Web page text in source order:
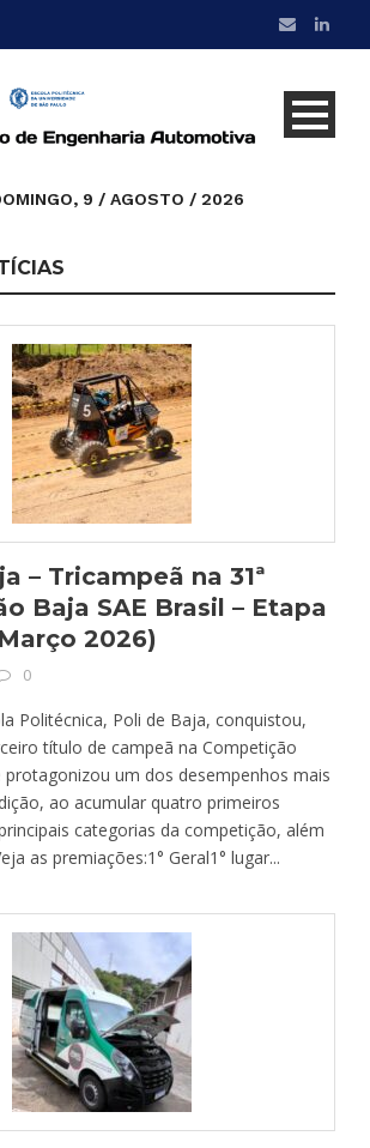
9 / AGOSTO / 2026
– Tricampeã na 31ª
Baja SAE Brasil – Etapa
2026)
0
Politécnica, Poli de Baja, conquistou,
título de campeã na Competição
protagonizou um dos desempenhos mais
ao acumular quatro primeiros
categorias da competição, além
as premiações:1° Geral1° lugar...